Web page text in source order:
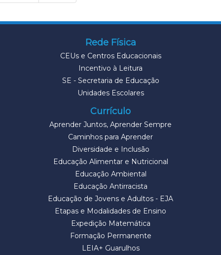
Rede Física
CEUs e Centros Educacionais
Incentivo à Leitura
SE - Secretaria de Educação
Unidades Escolares
Currículo
Aprender Juntos, Aprender Sempre
Caminhos para Aprender
Diversidade e Inclusão
Educação Alimentar e Nutricional
Educação Ambiental
Educação Antirracista
Educação de Jovens e Adultos - EJA
Etapas e Modalidades de Ensino
Expedição Matemática
Formação Permanente
LEIA+ Guarulhos